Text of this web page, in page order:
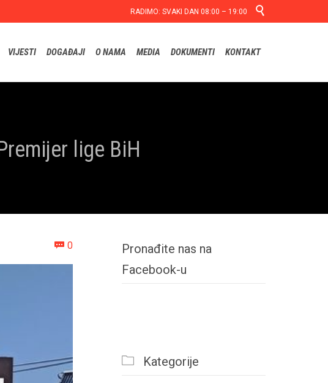
RADIMO: SVAKI DAN 08:00 – 19:00 
VIJESTI DOGAĐAJI O NAMA MEDIA DOKUMENTI KONTAKT
lige BiH
 0Comments
Pronađite nas na
Facebook-u
 Kategorije